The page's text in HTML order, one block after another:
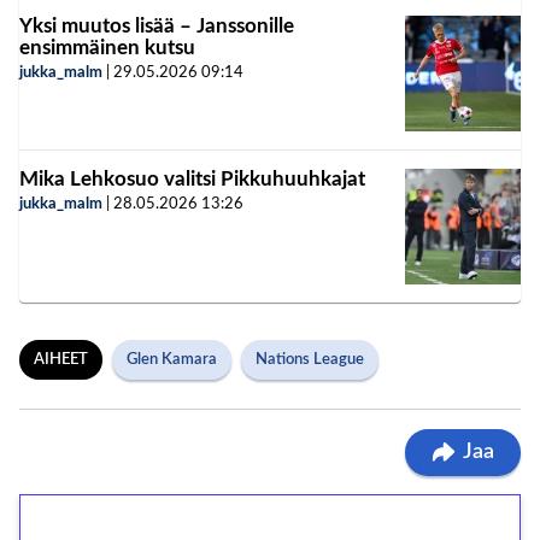
Yksi muutos lisää – Janssonille
ensimmäinen kutsu
jukka_malm 29.05.2026 09:14
Mika Lehkosuo valitsi Pikkuhuuhkajat
jukka_malm 28.05.2026 13:26
AIHEET Glen Kamara Nations League
Jaa